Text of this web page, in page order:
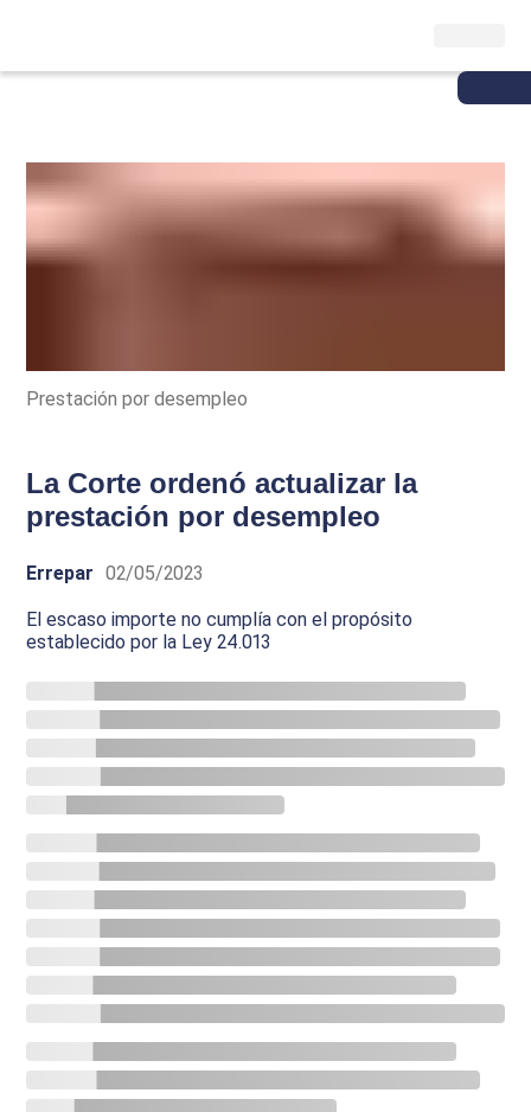
Prestación por desempleo
La Corte ordenó actualizar la
prestación por desempleo
Errepar 02/05/2023
El escaso importe no cumplía con el propósito
establecido por la Ley 24.013